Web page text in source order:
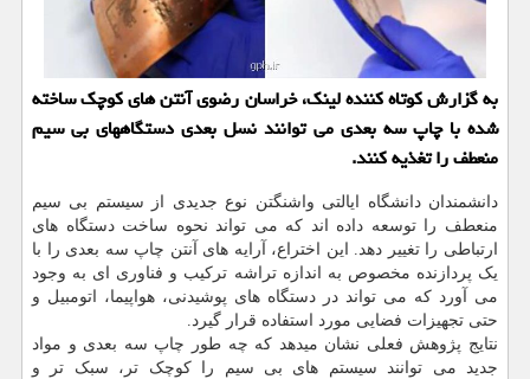
به گزارش کوتاه کننده لینک، خراسان رضوی آنتن های کوچک ساخته
شده با چاپ سه بعدی می توانند نسل بعدی دستگاههای بی سیم
منعطف را تغذیه کنند.
دانشمندان دانشگاه ایالتی واشنگتن نوع جدیدی از سیستم بی سیم
منعطف را توسعه داده اند که می تواند نحوه ساخت دستگاه های
ارتباطی را تغییر دهد. این اختراع، آرایه های آنتن چاپ سه بعدی را با
یک پردازنده مخصوص به اندازه تراشه ترکیب و فناوری ای به وجود
می آورد که می تواند در دستگاه های پوشیدنی، هواپیما، اتومبیل و
حتی تجهیزات فضایی مورد استفاده قرار گیرد.
نتایج پژوهش فعلی نشان میدهد که چه طور چاپ سه بعدی و مواد
جدید می توانند سیستم های بی سیم را کوچک تر، سبک تر و